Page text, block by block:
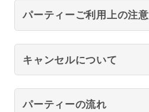
パーティーご利用上の注意
キャンセルについて
パーティーの流れ